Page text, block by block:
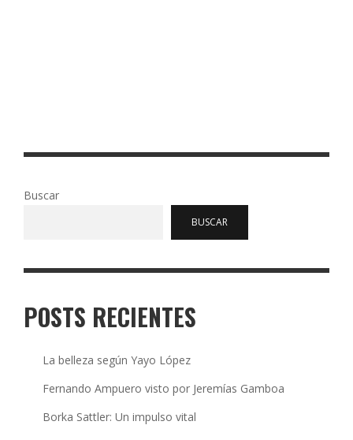
Buscar
BUSCAR
POSTS RECIENTES
La belleza según Yayo López
Fernando Ampuero visto por Jeremías Gamboa
Borka Sattler: Un impulso vital